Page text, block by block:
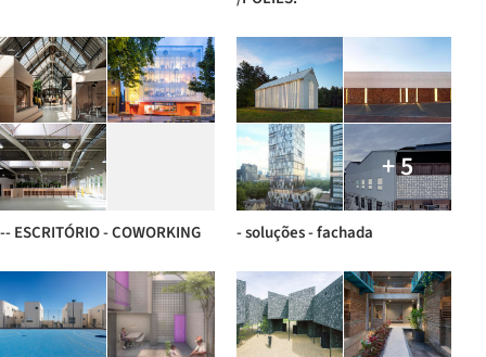
-- ESCRITÓRIO - COWORKING
+ 5
- soluções - fachada